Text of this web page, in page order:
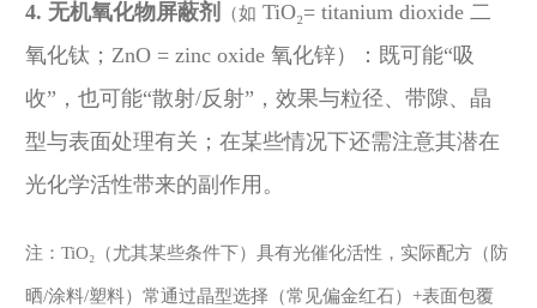
4. 无机氧化物屏蔽剂 （如 TiO₂= titanium dioxide 二
氧化钛； ZnO = zinc oxide 氧化锌）：既可能“吸
收”，也可能“散射/反射”，效果与粒径、带隙、晶
型与表面处理有关；在某些情况下还需注意其潜在
光化学活性带来的副作用。
注：TiO₂（尤其某些条件下）具有光催化活性，实际配方（防
晒/涂料/塑料）常通过晶型选择（常见偏金红石）+表面包覆